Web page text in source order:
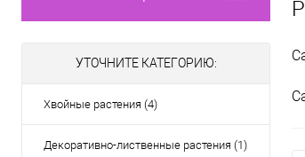
УТОЧНИТЕ КАТЕГОРИЮ:
Хвойные растения (4)
Декоративно-лиственные растения (1)